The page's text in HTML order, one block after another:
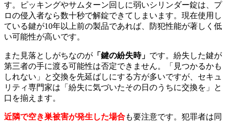
す。ピッキングやサムターン回しに弱いシリンダー錠は、プ
ロの侵入者なら数十秒で解錠できてしまいます。現在使用し
ている鍵が10年以上前の製品であれば、防犯性能が著しく低
い可能性が高いです。
また見落としがちなのが 「鍵の紛失時」 です。紛失した鍵が
第三者の手に渡る可能性は否定できません。「見つかるかも
しれない」と交換を先延ばしにする方が多いですが、セキュ
リティ専門家は「紛失に気づいたその日のうちに交換を」と
口を揃えます。
近隣で空き巣被害が発生した場合も要注意です。犯罪者は同